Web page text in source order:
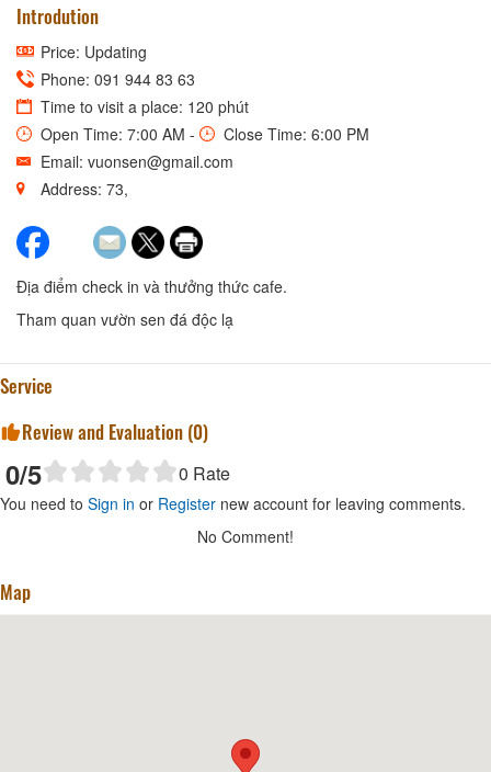
Introdution
Price: Updating
Phone: 091 944 83 63
Time to visit a place: 120 phút
Open Time: 7:00 AM -
Close Time: 6:00 PM
Email: vuonsen@gmail.com
Address: 73,
Địa điểm check in và thưởng thức cafe.
Tham quan vườn sen đá độc lạ
Service
Review and Evaluation (0)
0/5 0 Rate
You need to Sign in or Register new account for leaving comments.
No Comment!
Map